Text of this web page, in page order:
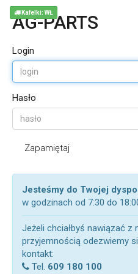
AG-PARTS
Login
Hasło
Zapamiętaj
Jesteśmy do Twojej
w godzinach od 7:30 do
Jeżeli chciałbyś nawiązać z
przyjemnością odezwiemy
kontakt:
Tel. 609 180 100
Kafelki: WŁ